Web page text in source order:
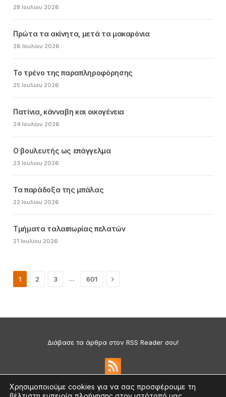
28 Ιουλίου 2026
Πρώτα τα ακίνητα, μετά τα μακαρόνια
26 Ιουλίου 2026
Το τρένο της παραπληροφόρησης
25 Ιουλίου 2026
Πατίνια, κάνναβη και οικογένεια
24 Ιουλίου 2026
Ο βουλευτής ως επάγγελμα
23 Ιουλίου 2026
Τα παράδοξα της μπάλας
22 Ιουλίου 2026
Τμήματα ταλαιπωρίας πελατών
21 Ιουλίου 2026
1 2 3 … 601 Next
Διάβασε τα άρθρα στον RSS Reader σου!
Χρησιμοποιούμε cookies για να σας προσφέρουμε τη